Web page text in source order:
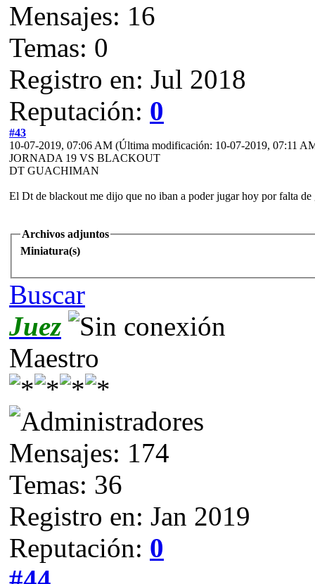
Mensajes: 16
Temas: 0
Registro en: Jul 2018
Reputación: 0
#43
10-07-2019, 07:06 AM (Última modificación: 10-07-2019, 07:11
JORNADA 19 VS BLACKOUT
DT GUACHIMAN
El Dt de blackout me dijo que no iban a poder jugar hoy por falta de
Archivos adjuntos
Miniatura(s)
Buscar
Juez
Maestro
Mensajes: 174
Temas: 36
Registro en: Jan 2019
Reputación: 0